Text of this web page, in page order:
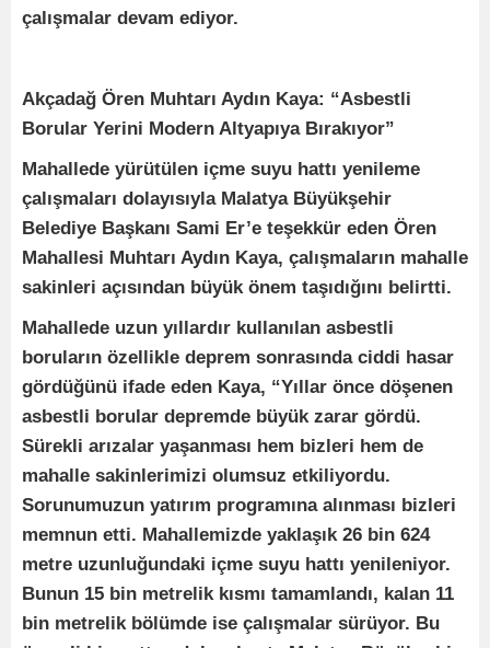
çalışmalar devam ediyor.
Akçadağ Ören Muhtarı Aydın Kaya: “Asbestli
Borular Yerini Modern Altyapıya Bırakıyor”
Mahallede yürütülen içme suyu hattı yenileme
çalışmaları dolayısıyla Malatya Büyükşehir
Belediye Başkanı Sami Er’e teşekkür eden Ören
Mahallesi Muhtarı Aydın Kaya, çalışmaların mahalle
sakinleri açısından büyük önem taşıdığını belirtti.
Mahallede uzun yıllardır kullanılan asbestli
boruların özellikle deprem sonrasında ciddi hasar
gördüğünü ifade eden Kaya, “Yıllar önce döşenen
asbestli borular depremde büyük zarar gördü.
Sürekli arızalar yaşanması hem bizleri hem de
mahalle sakinlerimizi olumsuz etkiliyordu.
Sorunumuzun yatırım programına alınması bizleri
memnun etti. Mahallemizde yaklaşık 26 bin 624
metre uzunluğundaki içme suyu hattı yenileniyor.
Bunun 15 bin metrelik kısmı tamamlandı, kalan 11
bin metrelik bölümde ise çalışmalar sürüyor. Bu